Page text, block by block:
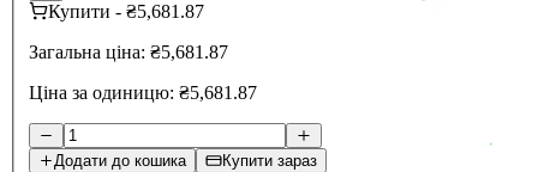
Купити - ₴5,681.87
Загальна ціна: ₴5,681.87
Ціна за одиницю: ₴5,681.87
Додати до кошика Купити зараз